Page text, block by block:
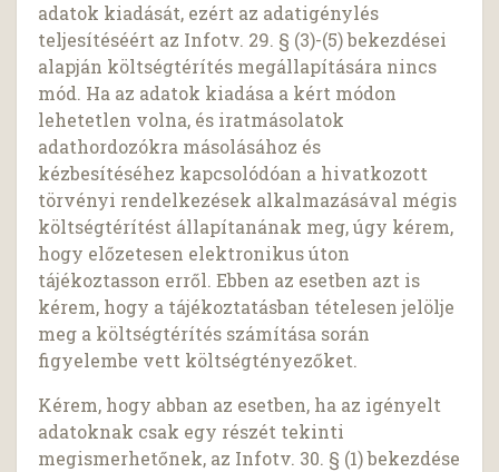
adatok kiadását, ezért az adatigénylés
teljesítéséért az Infotv. 29. § (3)-(5) bekezdései
alapján költségtérítés megállapítására nincs
mód. Ha az adatok kiadása a kért módon
lehetetlen volna, és iratmásolatok
adathordozókra másolásához és
kézbesítéséhez kapcsolódóan a hivatkozott
törvényi rendelkezések alkalmazásával mégis
költségtérítést állapítanának meg, úgy kérem,
hogy előzetesen elektronikus úton
tájékoztasson erről. Ebben az esetben azt is
kérem, hogy a tájékoztatásban tételesen jelölje
meg a költségtérítés számítása során
figyelembe vett költségtényezőket.
Kérem, hogy abban az esetben, ha az igényelt
adatoknak csak egy részét tekinti
megismerhetőnek, az Infotv. 30. § (1) bekezdése